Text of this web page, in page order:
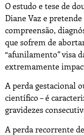
O estudo e tese de
Diane Vaz e
compreensão,
que sofrem de
“afunilamento” visa
extremamente
A perda gestacional
científico – é
gravidezes
A perda recorrente